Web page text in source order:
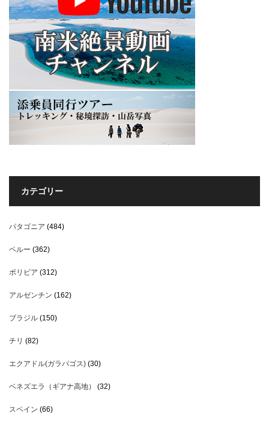
カテゴリー
パタゴニア (484)
ペルー (362)
ボリビア (312)
アルゼンチン (162)
ブラジル (150)
チリ (82)
エクアドル(ガラパゴス) (30)
ベネズエラ（ギアナ高地） (32)
スペイン (66)